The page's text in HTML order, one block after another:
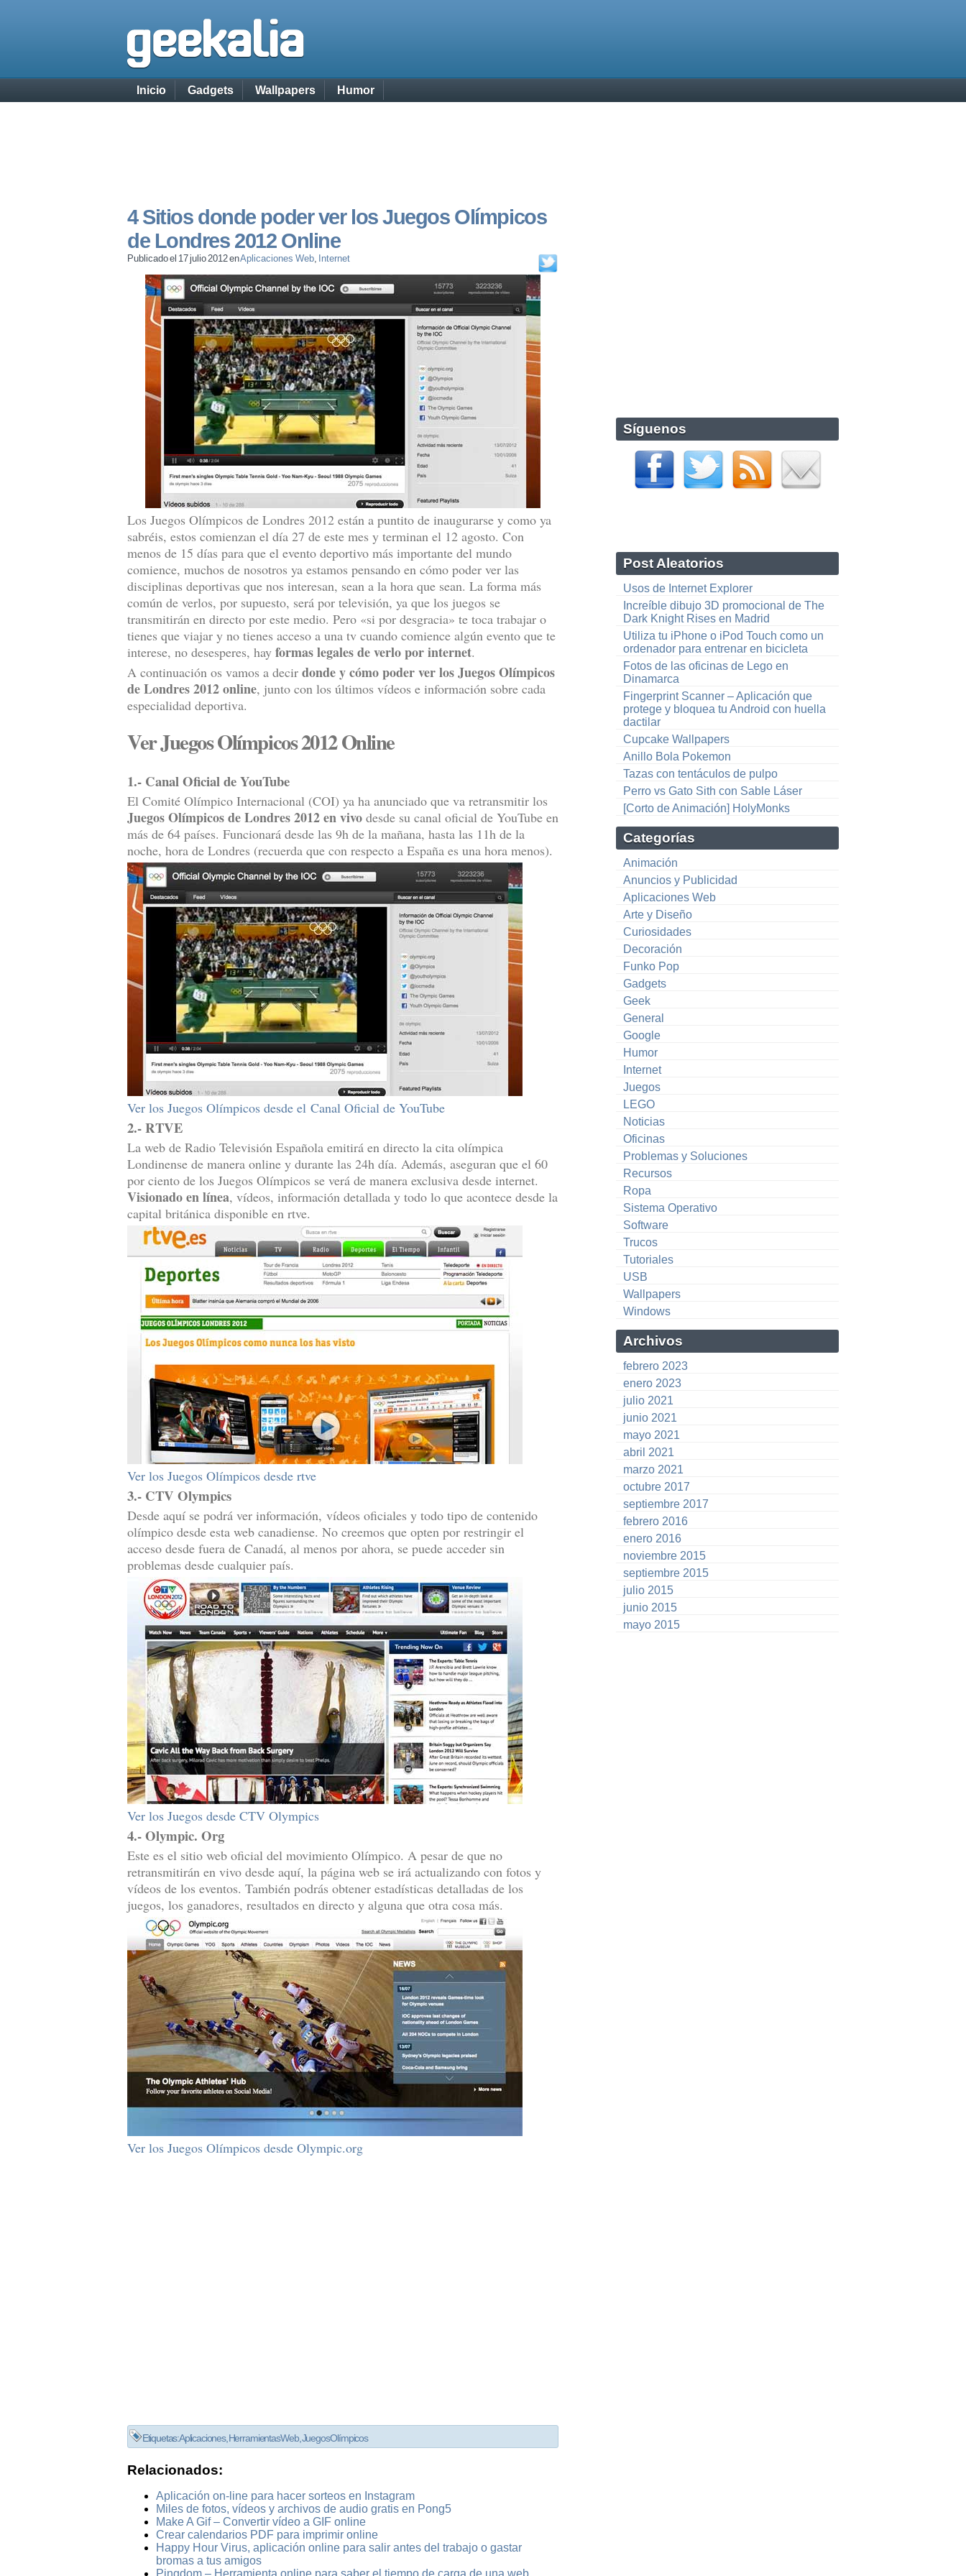
Inicio Gadgets Wallpapers Humor
4 Sitios donde poder ver los Juegos Olímpicos
de Londres 2012 Online
Publicado el 17 julio 2012 enAplicaciones Web, Internet
Los Juegos Olímpicos de Londres 2012 están a puntito de inaugurarse y como ya
sabréis, estos comienzan el día 27 de este mes y terminan el 12 agosto. Con
menos de 15 días para que el evento deportivo más importante del mundo
comience, muchos de nosotros ya estamos pensando en cómo poder ver las
disciplinas deportivas que nos interesan, sean a la hora que sean. La forma más
común de verlos, por supuesto, será por televisión, ya que los juegos se
transmitirán en directo por este medio. Pero «si por desgracia» te toca trabajar o
tienes que viajar y no tienes acceso a una tv cuando comience algún evento que te
interese, no desesperes, hay formas legales de verlo por internet.
A continuación os vamos a decir donde y cómo poder ver los Juegos Olímpicos
de Londres 2012 online, junto con los últimos vídeos e información sobre cada
especialidad deportiva.
Ver Juegos Olímpicos 2012 Online
1.- Canal Oficial de YouTube
El Comité Olímpico Internacional (COI) ya ha anunciado que va retransmitir los
Juegos Olímpicos de Londres 2012 en vivo desde su canal oficial de YouTube en
más de 64 países. Funcionará desde las 9h de la mañana, hasta las 11h de la
noche, hora de Londres (recuerda que con respecto a España es una hora menos).
Ver los Juegos Olímpicos desde el Canal Oficial de YouTube
2.- RTVE
La web de Radio Televisión Española emitirá en directo la cita olímpica
Londinense de manera online y durante las 24h día. Además, aseguran que el 60
por ciento de los Juegos Olímpicos se verá de manera exclusiva desde internet.
Visionado en línea, vídeos, información detallada y todo lo que acontece desde la
capital británica disponible en rtve.
Ver los Juegos Olímpicos desde rtve
3.- CTV Olympics
Desde aquí se podrá ver información, vídeos oficiales y todo tipo de contenido
olímpico desde esta web canadiense. No creemos que opten por restringir el
acceso desde fuera de Canadá, al menos por ahora, se puede acceder sin
problemas desde cualquier país.
Ver los Juegos desde CTV Olympics
4.- Olympic. Org
Este es el sitio web oficial del movimiento Olímpico. A pesar de que no
retransmitirán en vivo desde aquí, la página web se irá actualizando con fotos y
vídeos de los eventos. También podrás obtener estadísticas detalladas de los
juegos, los ganadores, resultados en directo y alguna que otra cosa más.
Ver los Juegos Olímpicos desde Olympic.org
Etiquetas:Aplicaciones,Herramientas Web,Juegos Olímpicos
Relacionados:
Aplicación on-line para hacer sorteos en Instagram
Miles de fotos, vídeos y archivos de audio gratis en Pong5
Make A Gif – Convertir vídeo a GIF online
Crear calendarios PDF para imprimir online
Happy Hour Virus, aplicación online para salir antes del trabajo o gastar
bromas a tus amigos
Pingdom – Herramienta online para saber el tiempo de carga de una web
Síguenos
Post Aleatorios
Usos de Internet Explorer
Increíble dibujo 3D promocional de The
Dark Knight Rises en Madrid
Utiliza tu iPhone o iPod Touch como un
ordenador para entrenar en bicicleta
Fotos de las oficinas de Lego en
Dinamarca
Fingerprint Scanner – Aplicación que
protege y bloquea tu Android con huella
dactilar
Cupcake Wallpapers
Anillo Bola Pokemon
Tazas con tentáculos de pulpo
Perro vs Gato Sith con Sable Láser
[Corto de Animación] HolyMonks
Categorías
Animación
Anuncios y Publicidad
Aplicaciones Web
Arte y Diseño
Curiosidades
Decoración
Funko Pop
Gadgets
Geek
General
Google
Humor
Internet
Juegos
LEGO
Noticias
Oficinas
Problemas y Soluciones
Recursos
Ropa
Sistema Operativo
Software
Trucos
Tutoriales
USB
Wallpapers
Windows
Archivos
febrero 2023
enero 2023
julio 2021
junio 2021
mayo 2021
abril 2021
marzo 2021
octubre 2017
septiembre 2017
febrero 2016
enero 2016
noviembre 2015
septiembre 2015
julio 2015
junio 2015
mayo 2015